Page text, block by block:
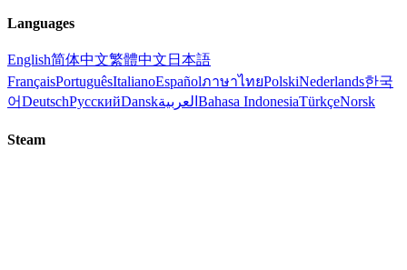
Languages
English简体中文繁體中文 日本語
FrançaisPortuguêsItalianoEspañolภาษาไทยPolskiNederlands한국
어DeutschРусскийDanskالعربية Bahasa IndonesiaTürkçeNorsk
Steam